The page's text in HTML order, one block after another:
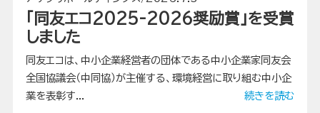
「同友エコ2025-2026奨励賞」を受賞
しました
同友エコは、中小企業経営者の団体である中小企業家同友会
全国協議会（中同協）が主催する、環境経営に取り組む中小企
業を表彰す...
続きを読む